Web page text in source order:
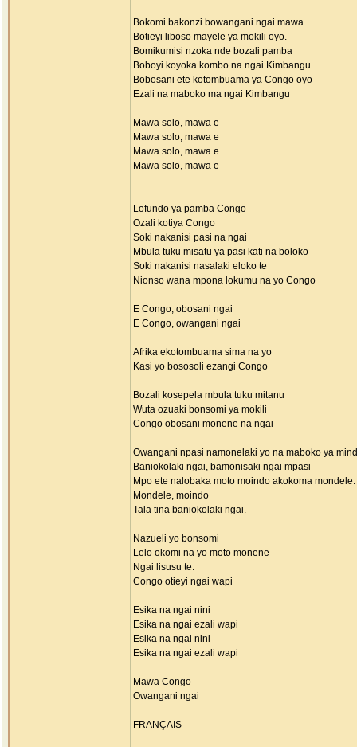
Bokomi bakonzi bowangani ngai mawa
Botieyi liboso mayele ya mokili oyo.
Bomikumisi nzoka nde bozali pamba
Boboyi koyoka kombo na ngai Kimbangu
Bobosani ete kotombuama ya Congo oyo
Ezali na maboko ma ngai Kimbangu
Mawa solo, mawa e
Mawa solo, mawa e
Mawa solo, mawa e
Mawa solo, mawa e
Lofundo ya pamba Congo
Ozali kotiya Congo
Soki nakanisi pasi na ngai
Mbula tuku misatu ya pasi kati na boloko
Soki nakanisi nasalaki eloko te
Nionso wana mpona lokumu na yo Congo
E Congo, obosani ngai
E Congo, owangani ngai
Afrika ekotombuama sima na yo
Kasi yo bososoli ezangi Congo
Bozali kosepela mbula tuku mitanu
Wuta ozuaki bonsomi ya mokili
Congo obosani monene na ngai
Owangani npasi namonelaki yo na maboko ya
Baniokolaki ngai, bamonisaki ngai mpasi
Mpo ete nalobaka moto moindo akokoma mondele.
Mondele, moindo
Tala tina baniokolaki ngai.
Nazueli yo bonsomi
Lelo okomi na yo moto monene
Ngai lisusu te.
Congo otieyi ngai wapi
Esika na ngai nini
Esika na ngai ezali wapi
Esika na ngai nini
Esika na ngai ezali wapi
Mawa Congo
Owangani ngai
FRANÇAIS